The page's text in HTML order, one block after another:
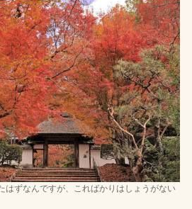
はずなんですが、こればかりはしょうがない